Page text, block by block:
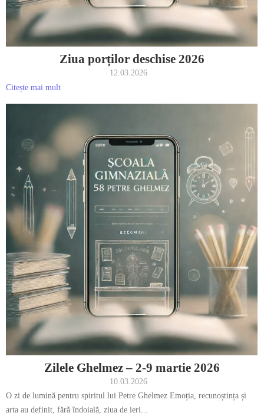
Ziua porților deschise 2026
12.03.2026
Citește mai mult
Zilele Ghelmez – 2-9 martie 2026
10.03.2026
O zi de lumină pentru spiritul lui Petre Ghelmez Emoția, recunoștința și
arta au definit, fără îndoială, ziua de ieri...